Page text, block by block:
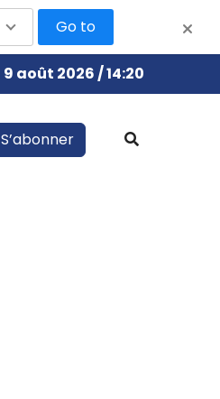
9 août 2026 / 14:20
S’abonner
Go to